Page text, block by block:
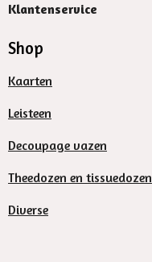
Klantenservice
Shop
Kaarten
Leisteen
Decoupage vazen
Theedozen en tissuedozen
Diverse